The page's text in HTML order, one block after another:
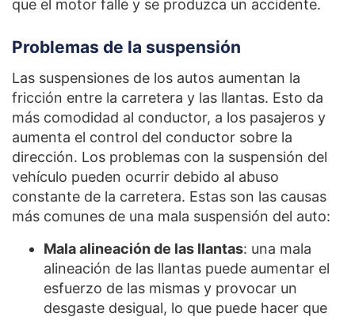
que el motor falle y se produzca un accidente.
Problemas de la suspensión
Las suspensiones de los autos aumentan la
fricción entre la carretera y las llantas. Esto da
más comodidad al conductor, a los pasajeros y
aumenta el control del conductor sobre la
dirección. Los problemas con la suspensión del
vehículo pueden ocurrir debido al abuso
constante de la carretera. Estas son las causas
más comunes de una mala suspensión del auto:
Mala alineación de las llantas: una mala
alineación de las llantas puede aumentar el
esfuerzo de las mismas y provocar un
desgaste desigual, lo que puede hacer que